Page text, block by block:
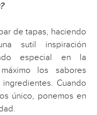
de tapas, haciendo
sutil inspiración
especial en la
los sabores
Cuando
único, ponemos en